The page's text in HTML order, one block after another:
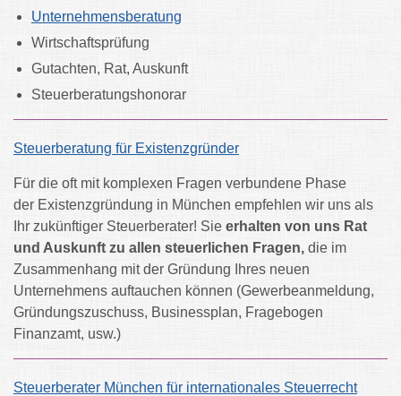
Unternehmensberatung
Wirtschaftsprüfung
Gutachten, Rat, Auskunft
Steuerberatungshonorar
Steuerberatung für Existenzgründer
Für die oft mit komplexen Fragen verbundene Phase
der Existenzgründung in München empfehlen wir uns als
Ihr zukünftiger Steuerberater! Sie erhalten von uns Rat
und Auskunft zu allen steuerlichen Fragen, die im
Zusammenhang mit der Gründung Ihres neuen
Unternehmens auftauchen können (Gewerbeanmeldung,
Gründungszuschuss, Businessplan, Fragebogen
Finanzamt, usw.)
Steuerberater München für internationales Steuerrecht